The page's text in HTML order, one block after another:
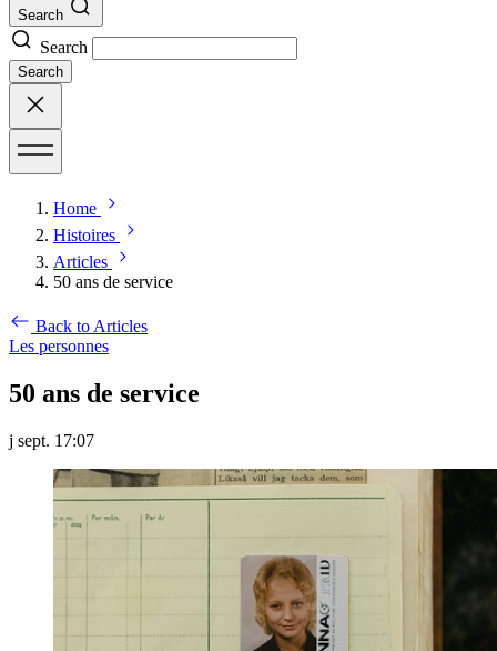
Search
Search
Search
Home
Histoires
Articles
50 ans de service
Back to Articles
Les personnes
50 ans de service
j sept. 17:07